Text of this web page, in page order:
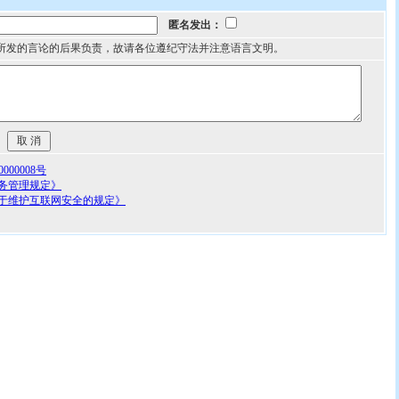
匿名发出：
发的言论的后果负责，故请各位遵纪守法并注意语言文明。
号
管理规定》
维护互联网安全的规定》